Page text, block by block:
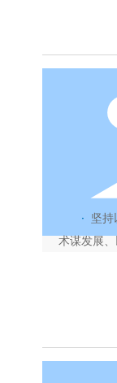
· 坚持
术谋发展